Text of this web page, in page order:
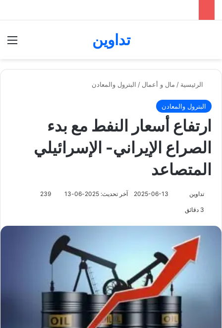
تداوين
الرئيسية / مال و أعمال / البترول والمعادن
البترول والمعادن
ارتفاع أسعار النفط مع بدء
الصراع الإيراني- الإسرائيلي
المتصاعد
تداوين 2025-06-13 آخر تحديث: 2025-06-13 239